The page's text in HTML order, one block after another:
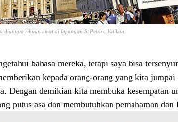
diantara ribuan umat di lapangan St Petrus, Vatikan.
bahasa mereka, tetapi saya bisa
kepada orang-orang yang kita
Dengan demikian kita membuka kesempatan
putus asa dan membutuhkan pemahaman dan